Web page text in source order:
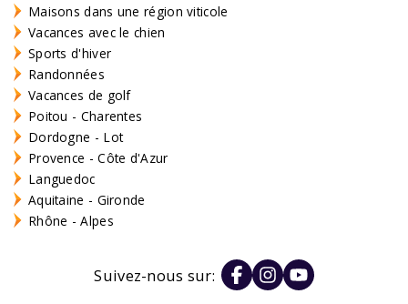
Maisons dans une région viticole
Vacances avec le chien
Sports d'hiver
Randonnées
Vacances de golf
Poitou - Charentes
Dordogne - Lot
Provence - Côte d'Azur
Languedoc
Aquitaine - Gironde
Rhône - Alpes
Suivez-nous sur: